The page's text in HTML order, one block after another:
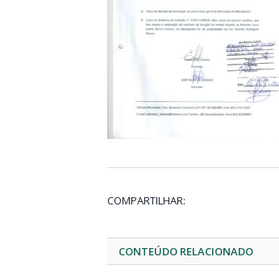
COMPARTILHAR:
CONTEÚDO RELACIONADO